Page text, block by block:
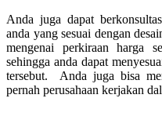
Anda juga dapat
anda yang sesuai dengan
mengenai perkiraan harga
sehingga anda dapat
tersebut. Anda juga bisa
pernah perusahaan kerjakan